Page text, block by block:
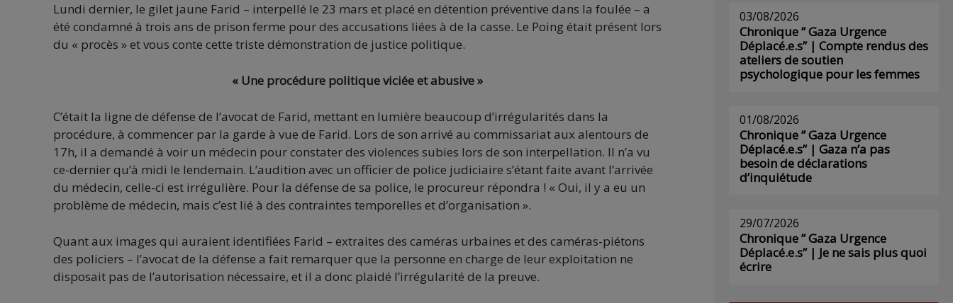
Lundi dernier, le gilet jaune Farid – interpellé le 23 mars et placé en détention préventive dans la foulée – a
été condamné à trois ans de prison ferme pour des accusations liées à de la casse. Le Poing était présent lors
du « procès » et vous conte cette triste démonstration de justice politique.
« Une procédure politique viciée et abusive »
C’était la ligne de défense de l’avocat de Farid, mettant en lumière beaucoup d’irrégularités dans la
procédure, à commencer par la garde à vue de Farid. Lors de son arrivé au commissariat aux alentours de
17h, il a demandé à voir un médecin pour constater des violences subies lors de son interpellation. Il n’a vu
ce-dernier qu’à midi le lendemain. L’audition avec un officier de police judiciaire s’étant faite avant l’arrivée
du médecin, celle-ci est irrégulière. Pour la défense de sa police, le procureur répondra ! « Oui, il y a eu un
problème de médecin, mais c’est lié à des contraintes temporelles et d’organisation ».
Quant aux images qui auraient identifiées Farid – extraites des caméras urbaines et des caméras-piétons
des policiers – l’avocat de la défense a fait remarquer que la personne en charge de leur exploitation ne
disposait pas de l’autorisation nécessaire, et il a donc plaidé l’irrégularité de la preuve.
03/08/2026
Chronique ” Gaza Urgence
Déplacé.e.s” | Compte rendus des
ateliers de soutien
psychologique pour les femmes
01/08/2026
Chronique ” Gaza Urgence
Déplacé.e.s” | Gaza n’a pas
besoin de déclarations
d’inquiétude
29/07/2026
Chronique ” Gaza Urgence
Déplacé.e.s” | Je ne sais plus quoi
écrire